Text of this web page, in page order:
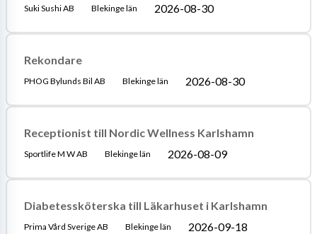
Suki Sushi AB Blekinge län 2026-08-30
Rekondare
PHOG Bylunds Bil AB Blekinge län 2026-08-30
Receptionist till Nordic Wellness Karlshamn
Sportlife M W AB Blekinge län 2026-08-09
Diabetessköterska till Läkarhuset i Karlshamn
Prima Vård Sverige AB Blekinge län 2026-09-18